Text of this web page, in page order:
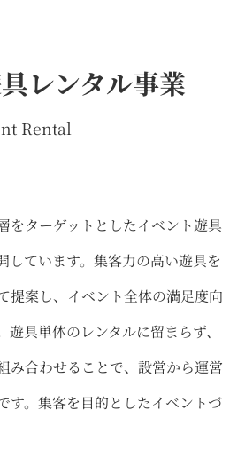
レンタル事業
Rental
をターゲットとしたイベント遊具
しています。集客力の高い遊具を
提案し、イベント全体の満足度向
遊具単体のレンタルに留まらず、
み合わせることで、設営から運営
す。集客を目的としたイベントづ